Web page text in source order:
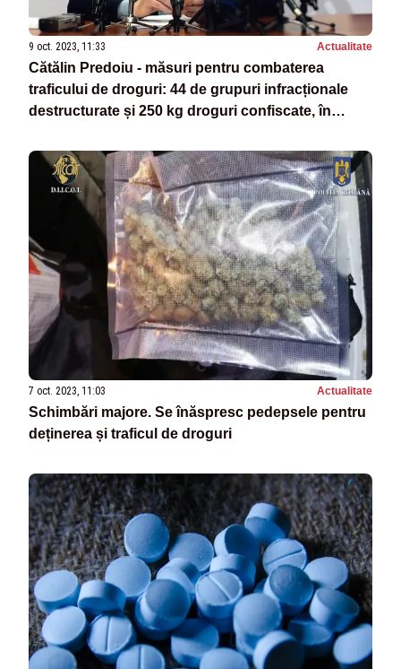
9 oct. 2023, 11:33 Actualitate
Cătălin Predoiu - măsuri pentru combaterea
traficului de droguri: 44 de grupuri infracționale
destructurate și 250 kg droguri confiscate, în
7 oct. 2023, 11:03 Actualitate
Schimbări majore. Se înăspresc pedepsele pentru
deținerea și traficul de droguri